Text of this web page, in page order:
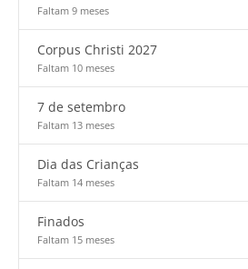
Faltam 9 meses
Corpus Christi 2027
Faltam 10 meses
7 de setembro
Faltam 13 meses
Dia das Crianças
Faltam 14 meses
Finados
Faltam 15 meses